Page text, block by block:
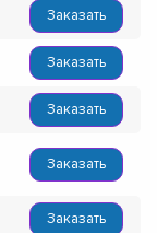
Заказать
Заказать
Заказать
Заказать
Заказать